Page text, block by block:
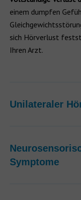
einem dumpfen
sich Hörverlust
Ihren Arzt.
Unilateraler
Symptome